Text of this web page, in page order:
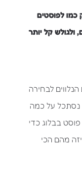
כמו לפוסטים
ולגולש קל יותר
לבחירה
נסתכל על כמה
בבלוג כדי
מהם הכי